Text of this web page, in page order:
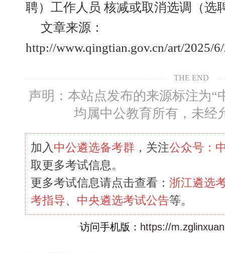
聘）工作人员 核减或取消选调（选
文章来源：
http://www.qingtian.gov.cn/art/2025/
THE END
声明：本站点发布的来源标注为“
均属中公教育所有，未经
加入 中公遴选备考群 ，关注公众号：
取更多考试信息。
更多考试信息请点击查看： 浙江遴选
考指导、 中央遴选考试公告等。
访问手机版： https://